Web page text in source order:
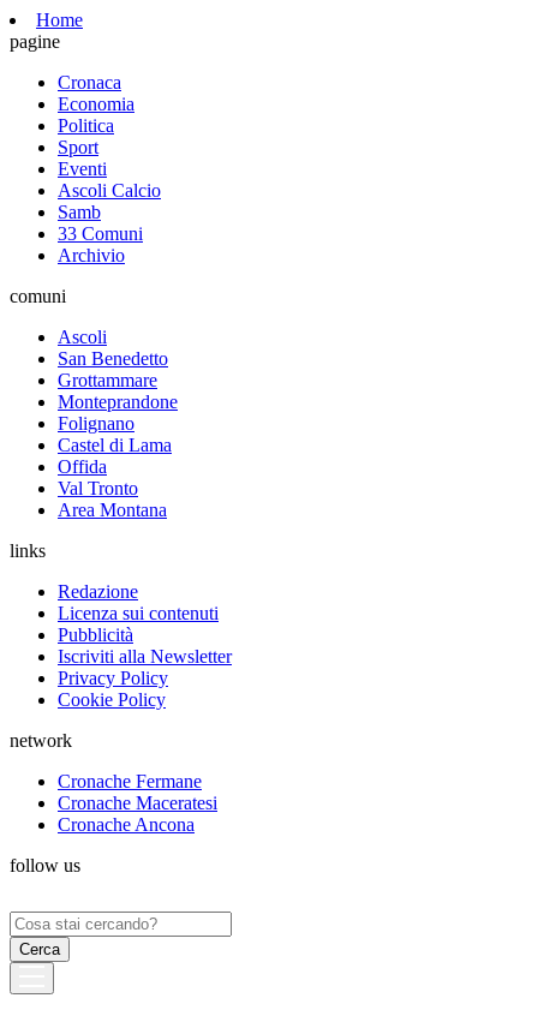
Home
pagine
Cronaca
Economia
Politica
Sport
Eventi
Ascoli Calcio
Samb
33 Comuni
Archivio
comuni
Ascoli
San Benedetto
Grottammare
Monteprandone
Folignano
Castel di Lama
Offida
Val Tronto
Area Montana
links
Redazione
Licenza sui contenuti
Pubblicità
Iscriviti alla Newsletter
Privacy Policy
Cookie Policy
network
Cronache Fermane
Cronache Maceratesi
Cronache Ancona
follow us
Ricerca
per: